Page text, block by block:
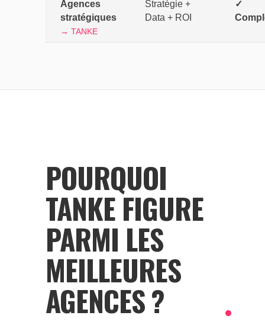
Agences
stratégiques
→ TANKE
Stratégie +
Data + ROI
✓
POURQUOI
TANKE FIGURE
PARMI LES
MEILLEURES
AGENCES ?